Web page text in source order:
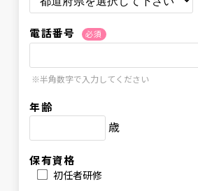
電話番号 必須
※半角数字で入力してください
年齢
歳
保有資格
初任者研修